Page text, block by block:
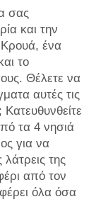
σας
και την
Κρουά, ένα
το
Θέλετε να
αυτές τις
τα 4 νησιά
για να
της
από τον
όλα όσα